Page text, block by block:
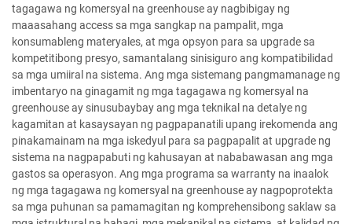
tagagawa ng komersyal na greenhouse ay nagbibigay ng
maaasahang access sa mga sangkap na pampalit, mga
konsumableng materyales, at mga opsyon para sa upgrade sa
kompetitibong presyo, samantalang sinisiguro ang kompatibilidad
sa mga umiiral na sistema. Ang mga sistemang pangmamanage ng
imbentaryo na ginagamit ng mga tagagawa ng komersyal na
greenhouse ay sinusubaybay ang mga teknikal na detalye ng
kagamitan at kasaysayan ng pagpapanatili upang irekomenda ang
pinakamainam na mga iskedyul para sa pagpapalit at upgrade ng
sistema na nagpapabuti ng kahusayan at nababawasan ang mga
gastos sa operasyon. Ang mga programa sa warranty na inaalok
ng mga tagagawa ng komersyal na greenhouse ay nagpoprotekta
sa mga puhunan sa pamamagitan ng komprehensibong saklaw sa